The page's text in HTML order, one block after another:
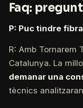
Faq:
P: Puc tindre
R: Amb Tornarem
Catalunya. La
demanar una
tècnics